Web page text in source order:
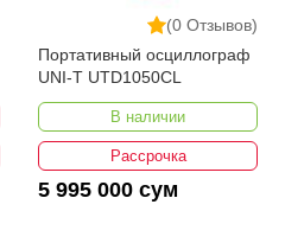
(0 Отзывов)
Портативный осциллограф
UNI-T UTD1050CL
В наличии
Рассрочка
5 995 000 сум